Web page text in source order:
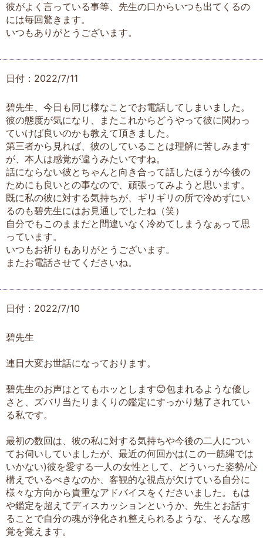
彼がよく言っている事等、先生の口からいつも出てくるの
には毎回驚きます。
いつもありがとうございます。
日付：2022/7/11
碧先生、今日も同じ様なことでお電話してしまいました。
彼の態度が気になり、またこれからどうやって彼に関わっ
ていけば良いのかも教えて頂きました。
第三者から見れば、彼のしていることは理解に苦しみます
が、本人は感覚が違うみたいですね。
話にならない彼とちゃんと向き合って話したほうが今後の
ためにも良いとの事なので、頑張ってみようと思います。
既に私の彼に対する気持ちが、ギリギリの所で冷めずにい
るのも碧先生にはお見通しでしたね（笑）
自分でもこのままだと間違いなく冷めてしまうなぁって思
っています。
いつもお祈りもありがとうございます。
またお電話させてくださいね。
日付：2022/7/10
碧先生
連日大変お世話になっております。
碧先生のお声はとてもホッとします😊包まれるような優し
さと、ズバリ当たりまくりの鑑定にすっかり魅了されてい
る私です。
最初の数回は、彼の私に対する気持ちや今後の二人につい
てお伺いしていましたが、最近の何回かは(この一筋縄では
いかない)彼を愛する一人の女性として、どういった姿勢/心
構えでいるべきなのか、客観的な視点が欠けている自分に
様々な方向から貴重なアドバイスをくださいました。もは
や鑑定を超えてディスカッションというか、先生とお話す
ることで自分の魂が浄化され整えられるような、そんな感
覚を覚えます。